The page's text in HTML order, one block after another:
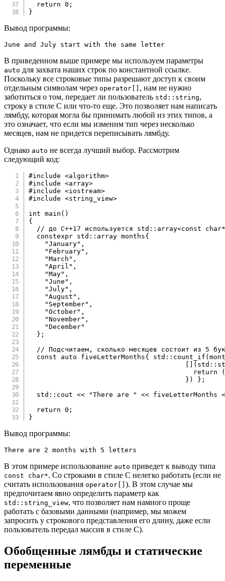
return
0 ;
}
Вывод программы:
June and July start with the same letter
В приведенном выше примере мы используем параметры
auto для захвата наших строк по константной ссылке.
Поскольку все строковые типы разрешают доступ к своим
отдельным символам через operator[] , нам не нужно
заботиться о том, передает ли пользователь std::string,
строку в стиле C или что-то еще. Это позволяет нам написать
лямбду, которая могла бы принимать любой из этих типов, а
это означает, что если мы изменим тип через несколько
месяцев, нам не придется переписывать лямбду.
Однако auto не всегда лучший выбор. Рассмотрим
следующий код:
#include
<algorithm>
#include
<array>
#include
<iostream>
#include
<string_view>
int
main ( )
{
// до C++17 используется std::array<const
constexpr std :: array months{
"January" ,
"February" ,
"March" ,
"April" ,
"May" ,
"June" ,
"July" ,
"August" ,
"September" ,
"October" ,
"November" ,
"December"
} ;
// Подсчитаем, сколько месяцев состоит из 5
const
auto fiveLetterMonths{ std :: count_if (
( std ::
return
} ) } ;
  std
:: cout << "There are " << fiveLetterMonths
return
0 ;
}
Вывод программы:
There are 2 months with 5 letters
В этом примере использование auto приведет к выводу типа
const char*. Со строками в стиле C нелегко работать (если не
считать использования operator[] ). В этом случае мы
предпочитаем явно определить параметр как
std::string_view, что позволяет нам намного проще
работать с базовыми данными (например, мы можем
запросить у строкового представления его длину, даже если
пользователь передал массив в стиле C).
Обобщенные лямбды и статические
переменные